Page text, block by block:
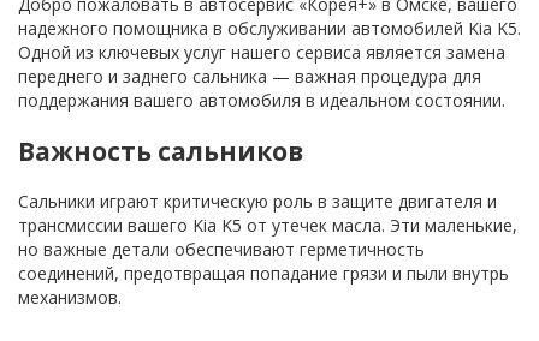
надежного помощника в обслуживании автомобилей Kia K5.
Одной из ключевых услуг нашего сервиса является замена
переднего и заднего сальника — важная процедура для
поддержания вашего автомобиля в идеальном состоянии.
Важность сальников
Сальники играют критическую роль в защите двигателя и
трансмиссии вашего Kia K5 от утечек масла. Эти маленькие,
но важные детали обеспечивают герметичность
соединений, предотвращая попадание грязи и пыли внутрь
механизмов.